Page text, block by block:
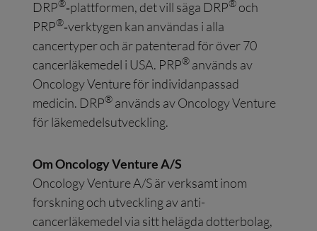
DRP®‑plattformen, det vill säga DRP®och
PRP®‑verktygen kan användas i alla
cancertyper och är patenterad för över 70
cancerläkemedel i USA. PRP® används av
Oncology Venture för individanpassad
medicin. DRP® används av Oncology Venture
för läkemedelsutveckling.
Om Oncology Venture A/S
Oncology Venture A/S är verksamt inom
forskning och utveckling av anti-
cancerläkemedel via sitt helägda dotterbolag,